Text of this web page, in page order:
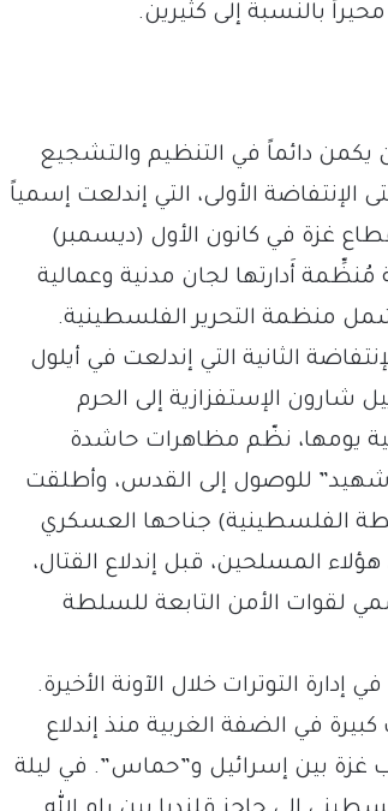
بالنسبة إلى كثيرين.
يكمن دائماً في التنظيم والتشجيع
الإنتفاضة الأولى، التي إندلعت إسمياً
غزة في كانون الأول (ديسمبر)
مُنظِّمة أَدارتها لجان مدنية وعمالية
منظمة التحرير الفلسطينية.
الثانية التي إندلعت في أيلول
أرييل شارون الإستفزازية إلى الحرم
يومها، نظّم مظاهرات حاشدة
شهيد” للوصول إلى القدس، وأطلقت
الفلسطينية) جناحها العسكري
المسلحين، قبل إندلاع القتال،
لقوات الأمن التابعة للسلطة
التوترات خلال الآونة الأخيرة.
في الضفة الغربية منذ إندلاع
غزة بين إسرائيل و”حماس”. في ليلة